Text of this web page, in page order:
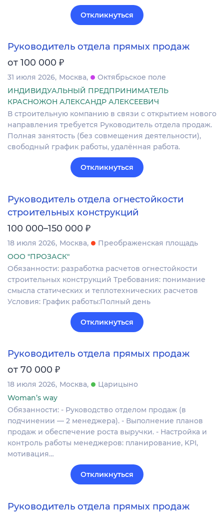
Откликнуться
Руководитель отдела прямых продаж
от 100 000 ₽
31 июля 2026 Москва
Октябрьское поле
ИНДИВИДУАЛЬНЫЙ ПРЕДПРИНИМАТЕЛЬ
КРАСНОЖОН АЛЕКСАНДР АЛЕКСЕЕВИЧ
В строительную компанию в связи с открытием нового
направления требуется Руководитель отдела продаж.
Полная занятость (без совмещения деятельности),
свободный график работы, удалённая работа.
Откликнуться
Руководитель отдела огнестойкости
строительных конструкций
100 000–150 000 ₽
18 июля 2026 Москва
Преображенская площадь
ООО "ПРОЗАСК"
Обязанности: разработка расчетов огнестойкости
строительных конструкций Требования: понимание
смысла статических и теплотехнических расчетов
Условия: График работы:Полный день
Откликнуться
Руководитель отдела прямых продаж
от 70 000 ₽
18 июля 2026 Москва
Царицыно
Woman’s way
Обязанности: - Руководство отделом продаж (в
подчинении — 2 менеджера). - Выполнение планов
продаж и обеспечение роста выручки. - Настройка и
контроль работы менеджеров: планирование, KPI,
мотивация…
Откликнуться
Руководитель отдела прямых продаж